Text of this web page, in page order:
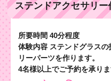
ステンドアクセサリー
所要時間 40分程度
体験内容 ステンドグラス
リーパーツを作ります。
4名様以上でご予約を承りま